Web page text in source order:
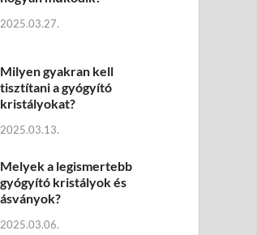
2025.03.27.
Milyen gyakran kell
tisztítani a gyógyító
kristályokat?
2025.03.13.
Melyek a legismertebb
gyógyító kristályok és
ásványok?
2025.03.06.